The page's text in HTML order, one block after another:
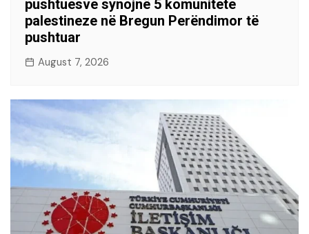
pushtuesve synojnë 5 komunitete
palestineze në Bregun Perëndimor të
pushtuar
August 7, 2026